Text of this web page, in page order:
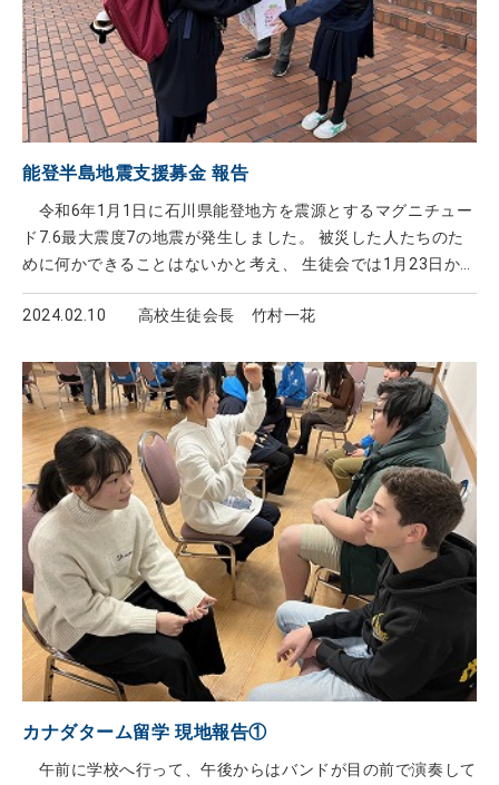
能登半島地震支援募金 報告
令和6年1月1日に石川県能登地方を震源とするマグニチュー
ド7.6最大震度7の地震が発生しました。 被災した人たちのた
めに何かできることはないかと考え、 生徒会では1月23日から
1月26日までの4日間、募金活動を行いました。 たくさんの
方が協力してくださり、314.581円が集まりました。 このお金
た。 今回、校門に立って募金を集めた日はとても寒かった
ですが、 募金に協力してくださる人がたくさんいて、あたた
かな気持ちになりました。 &nb
2024.02.10 高校生徒会長 竹村一花
カナダターム留学 現地報告①
午前に学校へ行って、午後からはバンドが目の前で演奏して